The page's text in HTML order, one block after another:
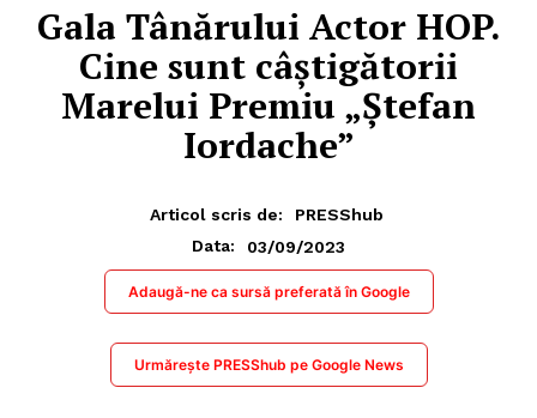
Gala Tânărului Actor HOP.
Cine sunt câștigătorii
Marelui Premiu „Ştefan
Iordache”
Articol scris de:
PRESShub
Data:
03/09/2023
Adaugă-ne ca sursă preferată în Google
Urmărește PRESShub pe Google News